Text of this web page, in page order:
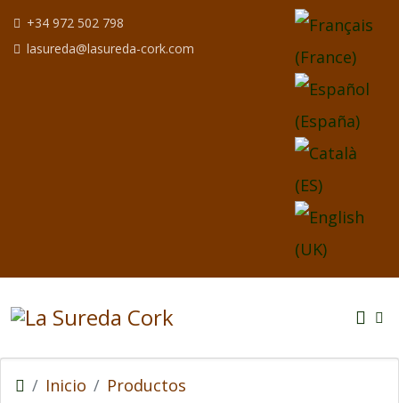
+34 972 502 798
lasureda@lasureda-cork.com
Seleccione su
Inicio
Productos